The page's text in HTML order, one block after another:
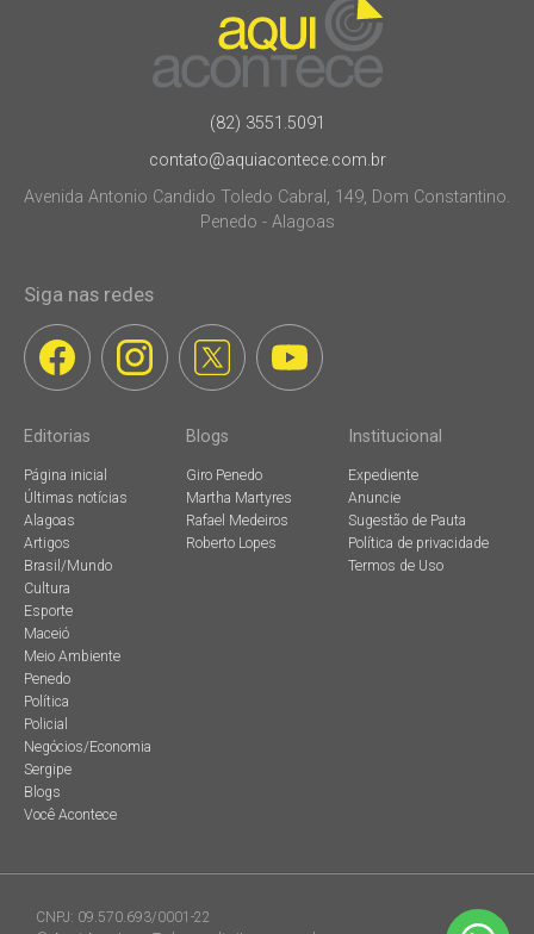
(82) 3551.5091
contato@aquiacontece.com.br
Avenida Antonio Candido Toledo Cabral, 149, Dom Constantino.
Penedo - Alagoas
Siga nas redes
Editorias
Página inicial
Últimas notícias
Alagoas
Artigos
Brasil/Mundo
Cultura
Esporte
Maceió
Meio Ambiente
Penedo
Política
Policial
Negócios/Economia
Sergipe
Blogs
Você Acontece
Blogs
Giro Penedo
Martha Martyres
Rafael Medeiros
Roberto Lopes
Institucional
Expediente
Anuncie
Sugestão de Pauta
Política de privacidade
Termos de Uso
CNPJ: 09.570.693/0001-22